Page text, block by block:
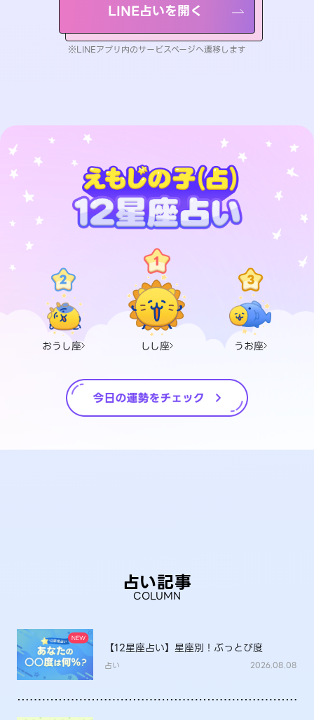
LINE占いを開く
※LINEアプリ内のサービスページへ遷移します
おうし座 しし座 うお座
占い記事
COLUMN
【12星座占い】星座別！ぶっとび度
占い 2026.08.08